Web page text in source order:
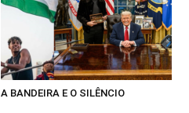
A BANDEIRA E O SILÊNCIO